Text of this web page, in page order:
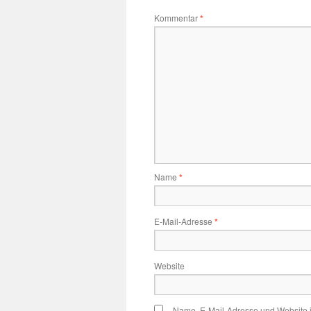
Kommentar*
Name *
E-Mail-Adresse *
Website